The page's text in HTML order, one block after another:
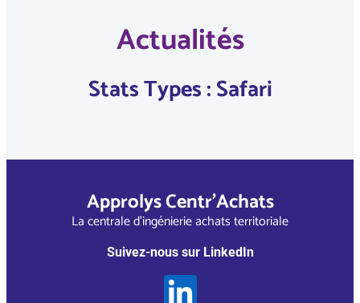
Actualités
Stats Types :Safari
Approlys Centr’Achats
La centrale d’ingénierie achats territoriale
Suivez-nous sur LinkedIn